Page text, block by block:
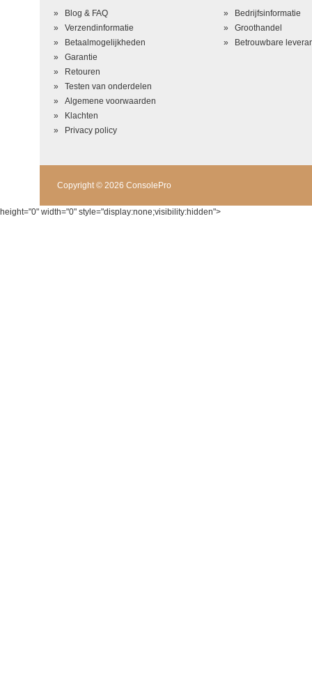
*
Beoordeling
Blog & FAQ
Verzendinformatie
Betaalmogelijkheden
Garantie
Retouren
Testen van onderdelen
Algemene voorwaarden
Klachten
Privacy policy
Bedrijfsinformatie
Groothandel
Betrouwbare
Copyright © 2026 ConsolePro
height="0" width="0" style="display:none;visibility:hidden">